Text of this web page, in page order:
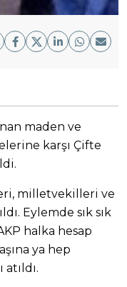
maden ve
karşı Çifte
milletvekilleri ve
Eylemde sık sık
halka hesap
ya hep